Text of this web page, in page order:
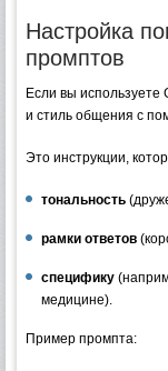
Настройка
промптов
Если вы используете
и стиль общения с
Это инструкции,
тональность
рамки ответов
специфику
медицине).
Пример промпта: